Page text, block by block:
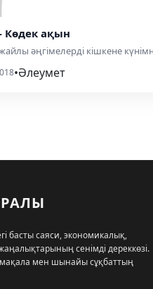
ақын
әңгімелерді кішкене
•Әлеумет
басты саяси, экономикалық,
сенімді дереккөзі.
мақала мен шынайы сұқбаттың